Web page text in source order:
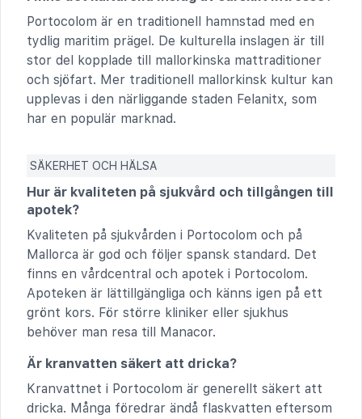
Portocolom är en traditionell hamnstad med en
tydlig maritim prägel. De kulturella inslagen är till
stor del kopplade till mallorkinska mattraditioner
och sjöfart. Mer traditionell mallorkinsk kultur kan
upplevas i den närliggande staden Felanitx, som
har en populär marknad.
SÄKERHET OCH HÄLSA
Hur är kvaliteten på sjukvård och tillgången till
apotek?
Kvaliteten på sjukvården i Portocolom och på
Mallorca är god och följer spansk standard. Det
finns en vårdcentral och apotek i Portocolom.
Apoteken är lättillgängliga och känns igen på ett
grönt kors. För större kliniker eller sjukhus
behöver man resa till Manacor.
Är kranvatten säkert att dricka?
Kranvattnet i Portocolom är generellt säkert att
dricka. Många föredrar ändå flaskvatten eftersom